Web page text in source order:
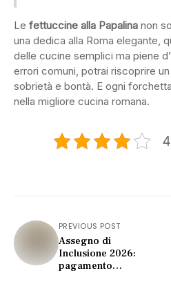
Le fettuccine alla Papalina non
una dedica alla Roma elegante,
delle cucine semplici ma piene
errori comuni, potrai riscoprire
sobrietà e bontà. E ogni
nella migliore cucina romana.
PREVIOUS POST
Assegno di
Inclusione 2026:
pagamento